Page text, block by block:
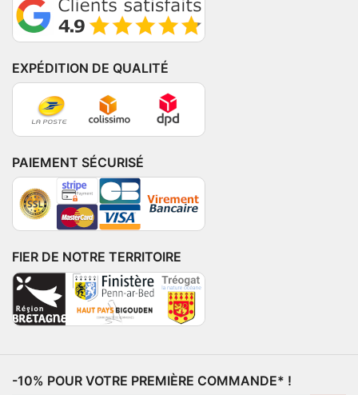
EXPÉDITION DE QUALITÉ
PAIEMENT SÉCURISÉ
FIER DE NOTRE TERRITOIRE
-10% POUR VOTRE PREMIÈRE COMMANDE* !